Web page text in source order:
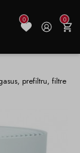
0 0
prefiltru, filtre